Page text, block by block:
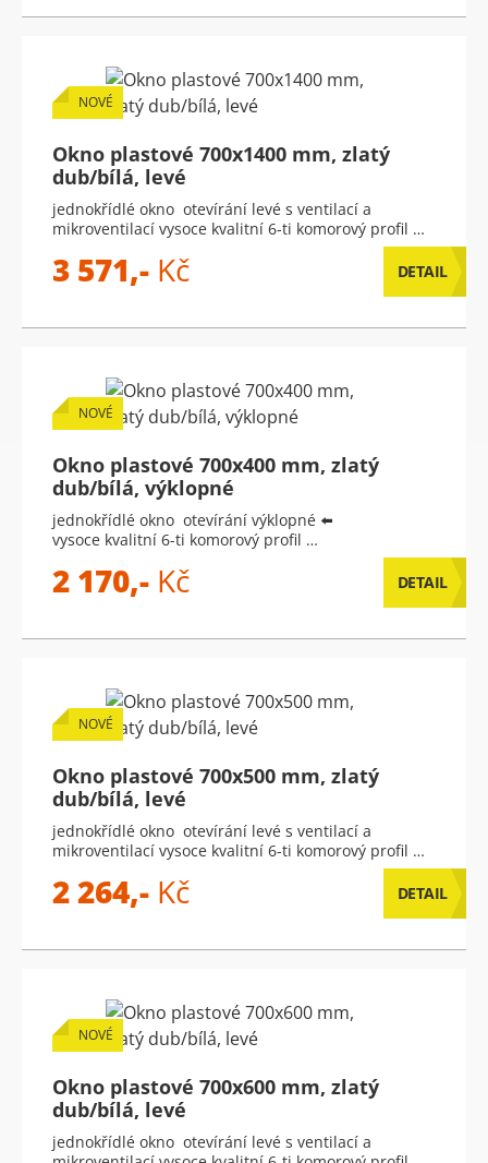
NOVÉ
Okno plastové 700x1400 mm, zlatý
dub/bílá, levé
jednokřídlé okno otevírání levé s ventilací a
mikroventilací vysoce kvalitní 6-ti komorový profil …
3 571,- Kč DETAIL
NOVÉ
Okno plastové 700x400 mm, zlatý
dub/bílá, výklopné
jednokřídlé okno otevírání výklopné ⬅️
vysoce kvalitní 6-ti komorový profil …
2 170,- Kč DETAIL
NOVÉ
Okno plastové 700x500 mm, zlatý
dub/bílá, levé
jednokřídlé okno otevírání levé s ventilací a
mikroventilací vysoce kvalitní 6-ti komorový profil …
2 264,- Kč DETAIL
NOVÉ
Okno plastové 700x600 mm, zlatý
dub/bílá, levé
jednokřídlé okno otevírání levé s ventilací a